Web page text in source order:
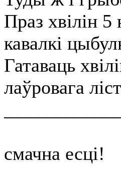
Праз хвілін 5
кавалкі
Гатаваць
лаўровага
смачна есці!